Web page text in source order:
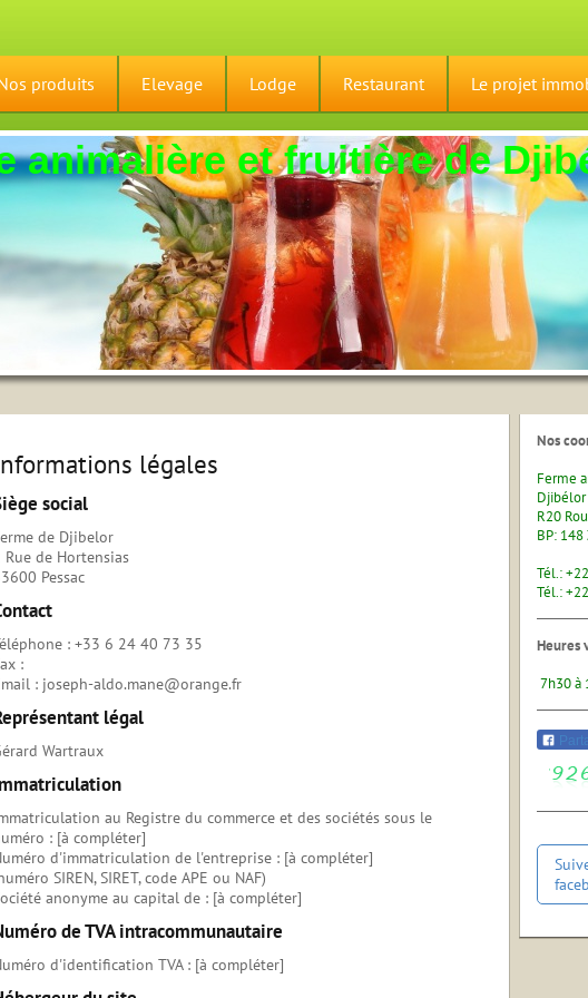
produits Elevage Lodge Restaurant Le projet
animalière et fruitière de
légales
social
de Djibelor
Rue de Hortensias
Pessac
: +33 6 24 40 73 35
:
: joseph-aldo.mane@orange.fr
légal
Wartraux
au Registre du commerce et des sociétés sous le
: [à compléter]
d'immatriculation de l'entreprise : [à compléter]
SIREN, SIRET, code APE ou NAF)
anonyme au capital de : [à compléter]
de TVA intracommunautaire
d'identification TVA : [à compléter]
Nos
Ferme
Djibélor
R20
BP:
Tél.:
Tél.:
Heures
7h30 à